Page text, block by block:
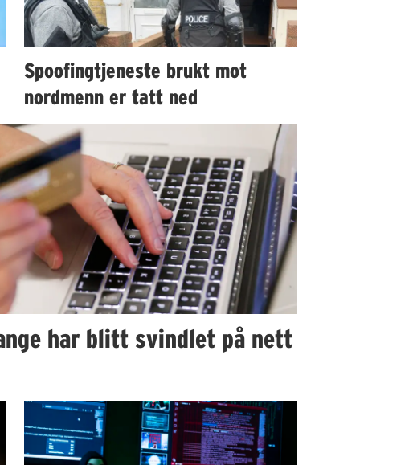
Spoofingtjeneste brukt mot
nordmenn er tatt ned
har blitt svindlet på nett